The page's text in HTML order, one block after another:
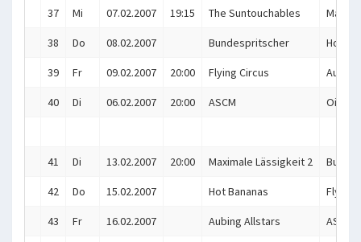
37 Mi 07.02.2007 19:15 The Suntouchables
38 Do 08.02.2007 Bundespritscher Hot
39 Fr 09.02.2007 20:00 Flying Circus
40 Di 06.02.2007 20:00 ASCM Oiszua
41 Di 13.02.2007 20:00 Maximale Lässigkeit 2
42 Do 15.02.2007 Hot Bananas Flying
43 Fr 16.02.2007 Aubing Allstars ASCM